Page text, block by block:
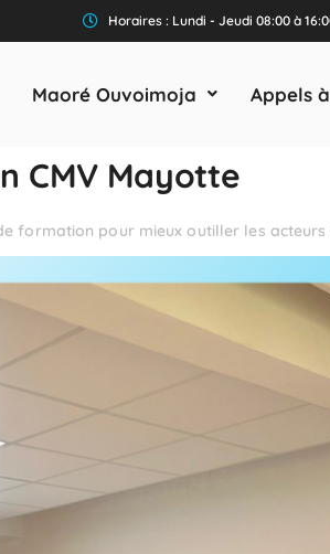
Horaires : Lundi - Jeudi 08:00 à
Maoré Ouvoimoja Appels
CMV Mayotte
formation pour mieux outiller les